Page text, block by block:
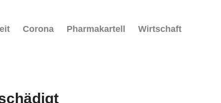
Corona Pharmakartell Wirtschaft